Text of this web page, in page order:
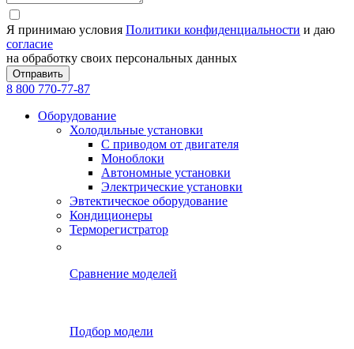
Я принимаю условия Политики конфиденциальности и даю
согласие
на обработку своих персональных данных
Отправить
8 800 770-77-87
Оборудование
Холодильные установки
С приводом от двигателя
Моноблоки
Автономные установки
Электрические установки
Эвтектическое оборудование
Кондиционеры
Терморегистратор
Сравнение моделей
Подбор модели